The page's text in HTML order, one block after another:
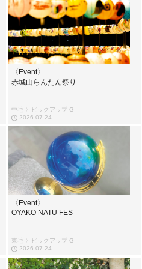
〈Event〉
赤城山らんたん祭り
中毛 〉ピックアップ-G
2026.07.24
〈Event〉
OYAKO NATU FES
東毛 〉ピックアップ-G
2026.07.24